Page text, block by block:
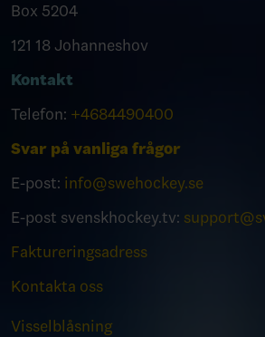
Box 5204
121 18 Johanneshov
Kontakt
Telefon: +4684490400
Svar på vanliga frågor
E-post: info@swehockey.se
E-post svenskhockey.tv:
Faktureringsadress
Kontakta oss
Visselblåsning